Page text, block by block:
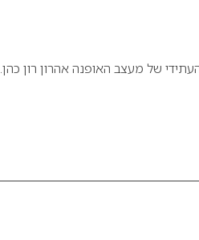
של מעצב האופנה אהרון רון כהן.